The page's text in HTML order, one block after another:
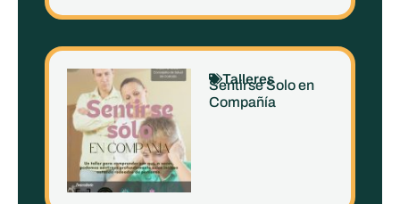
Talleres
Sentirse Solo en
Compañía